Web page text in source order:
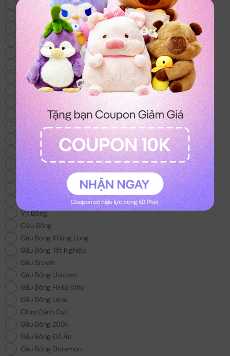
Thỏ Bông
Gấu Bông Mới
Heo Bông
Chó Bông
Mèo Bông
Gấu Bông Size Lớn
Gấu Bông 100k
Gấu Bông Áo Len
Chuột Bông Capybara
Gấu Bông Noel
Gấu Bông tặng Bé Gái
Khuyến Mãi
Gấu Bông Tình Yêu
Trái Cây Bông
Gối Chữ U
Gấu Bông Stitch
Gấu Bông To
Vịt Bông
Cừu Bông
Gấu Bông Khủng Long
Gấu Bông Tốt Nghiệp
Gấu Brown
Gấu Bông Unicorn
Gấu Bông Hello Kitty
Gấu Bông Lena
Chim Cánh Cụt
Gấu Bông 200k
Gấu Bông Đồ Ăn
Gấu Bông Doremon